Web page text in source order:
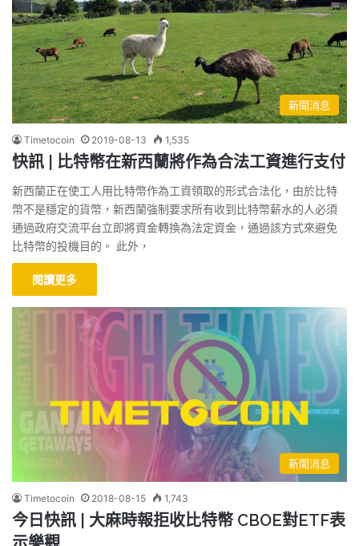
新聞消息
Timetocoin 2019-08-13 1,535
快訊 | 比特幣在新西蘭將作為合法工資進行支付
新西蘭正在使工人用比特幣作為工資領取的形式合法化，由於比特
幣不是穩定的貨幣，新西蘭強制要求所有收到比特幣薪水的人必須
通過政府交流平台立即將資金轉換為法定資金，通過該方式來避免
比特幣的投機目的。 此外，
閱讀更多
新聞消息
Timetocoin 2018-08-15 1,743
今日快訊 | 大麻時報拒收比特幣 CBOE對ETF表